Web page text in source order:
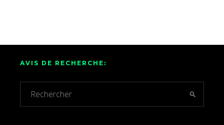
AVIS DE RECHERCHE: